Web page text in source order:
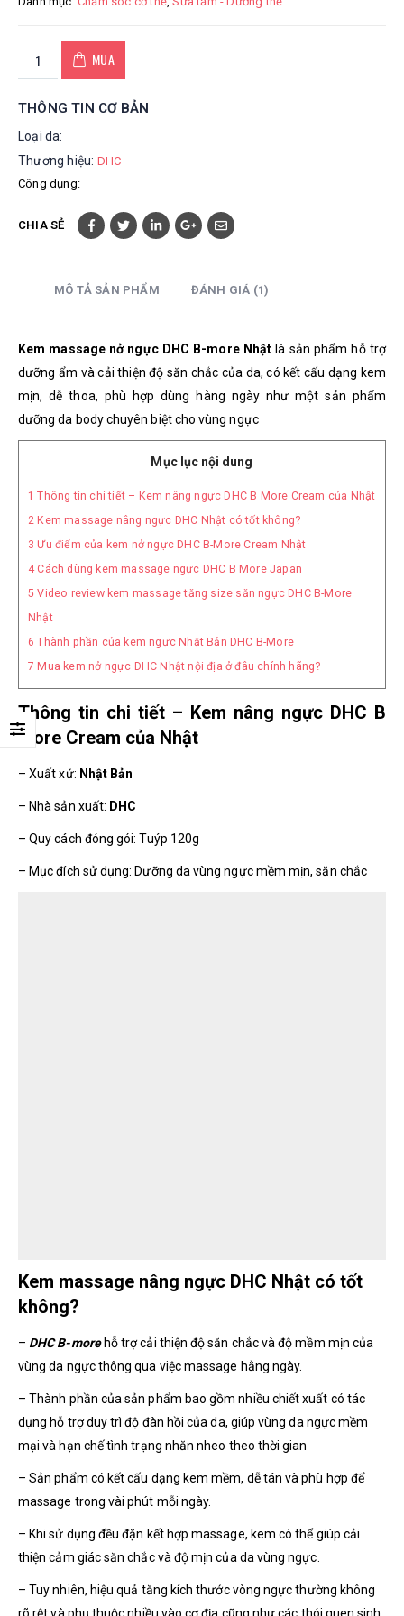
MUA
THÔNG TIN CƠ BẢN
Loại da:
Thương hiệu: DHC
Công dụng:
CHIA SẺ
MÔ TẢ SẢN PHẨM ĐÁNH GIÁ (1)
Kem massage nở ngực DHC B-more Nhậtlà sản phẩmhỗ trợ
dưỡng ẩm và cải thiện độ săn chắc của da,có kết cấu dạng kem
mịn, dễ thoa, phù hợp dùng hàng ngày như một sản phẩm
dưỡng da body chuyên biệt cho vùng ngực
Mục lục nội dung
1 Thông tin chi tiết – Kem nâng ngực DHC B More Cream của Nhật
2 Kem massage nâng ngực DHC Nhật có tốt không?
3 Ưu điểm của kem nở ngực DHC B-More Cream Nhật
4Cách dùng kem massage ngực DHC B More Japan
5 Video review kem massage tăng size săn ngực DHC B-More
Nhật
6 Thành phần của kem ngực Nhật Bản DHC B-More
7 Mua kem nở ngực DHC Nhật nội địa ở đâu chính hãng?
Thông tin chi tiết – Kem nâng ngực DHC B
More Cream của Nhật
– Xuất xứ: Nhật Bản
– Nhà sản xuất: DHC
– Quy cách đóng gói: Tuýp 120g
– Mục đích sử dụng: Dưỡng da vùng ngực mềm mịn, săn chắc
Kem massage nâng ngực DHC Nhật có tốt
không?
– DHC B-more hỗ trợ cải thiện độ săn chắc và độ mềm mịn của
vùng da ngực thông qua việc massage hằng ngày.
– Thành phần của sản phẩm bao gồm nhiều chiết xuất có tác
dụng hỗ trợ duy trì độ đàn hồi của da, giúp vùng da ngực mềm
mại và hạn chế tình trạng nhăn nheo theo thời gian
– Sản phẩm có kết cấu dạng kem mềm, dễ tán và phù hợp để
massage trong vài phút mỗi ngày.
– Khi sử dụng đều đặn kết hợp massage, kem có thể giúp cải
thiện cảm giác săn chắc và độ mịn của da vùng ngực.
– Tuy nhiên, hiệu quả tăng kích thước vòng ngực thường không